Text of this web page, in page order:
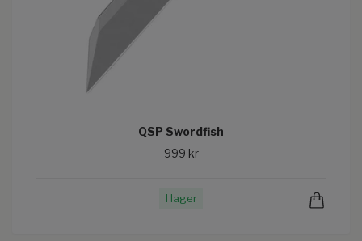
QSP Swordfish
999 kr
I lager